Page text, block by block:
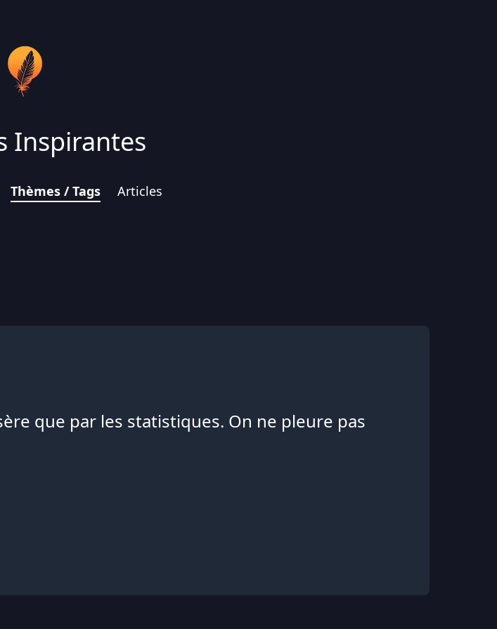
Inspirantes
Thèmes / Tags Articles
que par les statistiques. On ne pleure pas